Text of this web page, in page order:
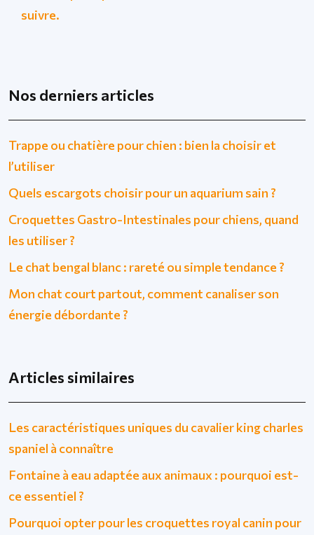
suivre.
Nos derniers articles
Trappe ou chatière pour chien : bien la choisir et
l’utiliser
Quels escargots choisir pour un aquarium sain ?
Croquettes Gastro-Intestinales pour chiens, quand
les utiliser ?
Le chat bengal blanc : rareté ou simple tendance ?
Mon chat court partout, comment canaliser son
énergie débordante ?
Articles similaires
Les caractéristiques uniques du cavalier king charles
spaniel à connaître
Fontaine à eau adaptée aux animaux : pourquoi est-
ce essentiel ?
Pourquoi opter pour les croquettes royal canin pour